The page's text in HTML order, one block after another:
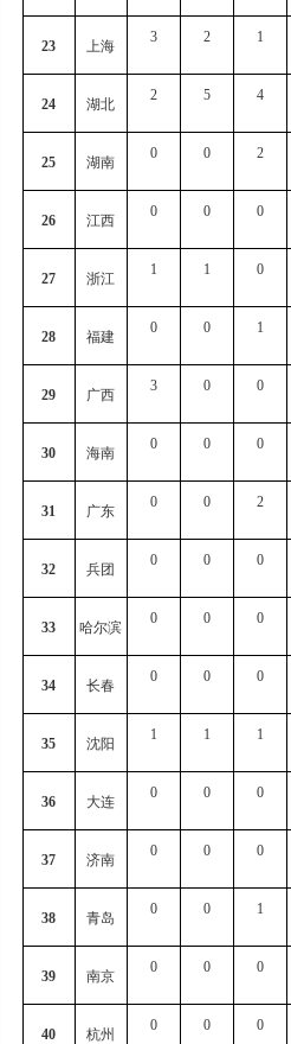
23 上海
3 2 1
24 湖北
2 5 4
25 湖南
0 0 2
26 江西
0 0 0
27 浙江
1 1 0
28 福建
0 0 1
29 广西
3 0 0
30 海南
0 0 0
31 广东
0 0 2
32 兵团
0 0 0
33 哈尔滨
0 0 0
34 长春
0 0 0
35 沈阳
1 1 1
36 大连
0 0 0
37 济南
0 0 0
38 青岛
0 0 1
39 南京
0 0 0
40 杭州
0 0 0